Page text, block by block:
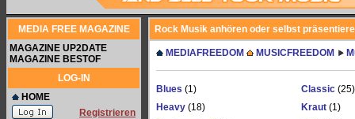
MEDIA FREE MAGAZINE
MAGAZINE UP2DATE
MAGAZINE BESTOF
LOG-IN
HOME
Registrieren
Rock Musik anhören oder selbst
MEDIAFREEDOM MUSICFREEDOM
Blues (1) Classic (25)
Heavy (18) Kraut (1)